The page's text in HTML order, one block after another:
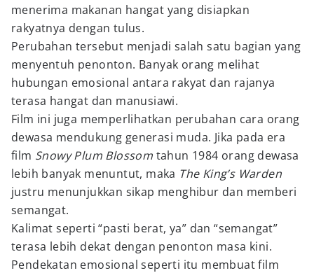
menerima makanan hangat yang disiapkan
rakyatnya dengan tulus.
Perubahan tersebut menjadi salah satu bagian yang
menyentuh penonton. Banyak orang melihat
hubungan emosional antara rakyat dan rajanya
terasa hangat dan manusiawi.
Film ini juga memperlihatkan perubahan cara orang
dewasa mendukung generasi muda. Jika pada era
film Snowy Plum Blossom tahun 1984 orang dewasa
lebih banyak menuntut, maka The King’s Warden
justru menunjukkan sikap menghibur dan memberi
semangat.
Kalimat seperti “pasti berat, ya” dan “semangat”
terasa lebih dekat dengan penonton masa kini.
Pendekatan emosional seperti itu membuat film